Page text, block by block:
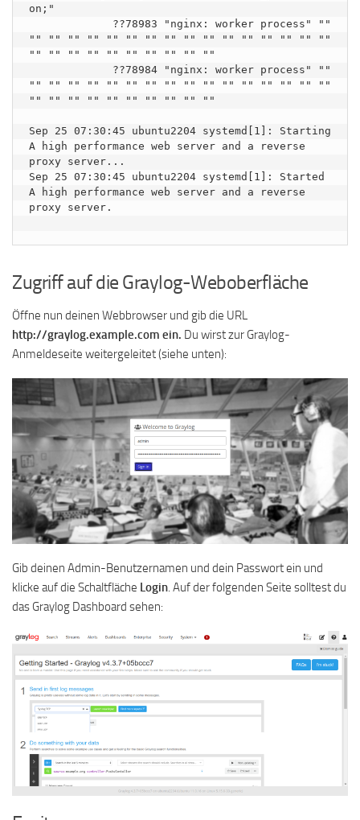
on;"
"" "" "" "" "" "" "" "" "" "" "" "" "" "" "" ""
"" "" "" "" "" "" "" "" "" ""
"" "" "" "" "" "" "" "" "" "" "" "" "" "" "" ""
"" "" "" "" "" "" "" "" "" ""
Sep 25 07:30:45 ubuntu2204 systemd[1]: Starting
A high performance web server and a reverse
proxy server...
Sep 25 07:30:45 ubuntu2204 systemd[1]: Started
A high performance web server and a reverse
proxy server.
Zugriff auf die Graylog-Weboberfläche
Öffne nun deinen Webbrowser und gib die URL
http://graylog.example.com ein. Du wirst zur Graylog-
Anmeldeseite weitergeleitet (siehe unten):
Gib deinen Admin-Benutzernamen und dein Passwort ein und
klicke auf die Schaltfläche Login. Auf der folgenden Seite solltest du
das Graylog Dashboard sehen: